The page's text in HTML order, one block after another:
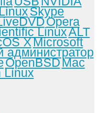
Skype
Opera
LinuxALT
XMicrosoft
администратор
OpenBSDMac
Linux